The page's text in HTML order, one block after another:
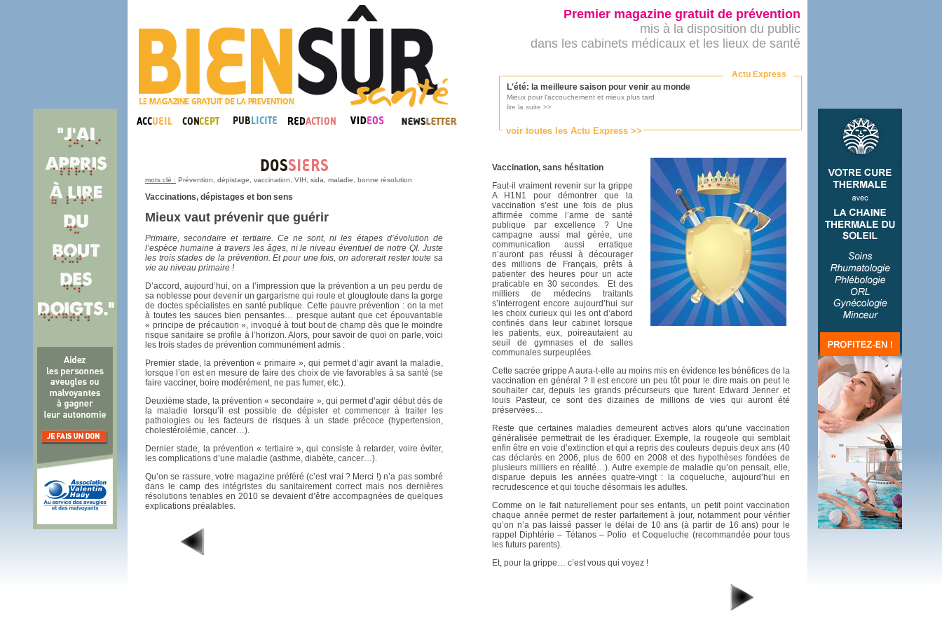
Premier magazine gratuit de prévention
mis à la disposition du public
dans les cabinets médicaux et les lieux de santé
Actu Express
voir toutes les Actu Express >>
L'été: la meilleure saison pour venir au monde
Mieux pour l'accouchement et mieux plus tard
lire la suite >>
Consultés par l'Ordre des médecins, pas par le ministère...
lire la suite >>
Une campagne de pub pour aimer son médecin
La pub au service des praticiens?
lire la suite >>
DMP, l'Arlésienne va devenir réalité
Déploiement prévu au 4ème trimestre 2016
lire la suite >>
Soins palliatifs: 40 millions de plus en 2016
La journée mondiale des soins palliatifs n'a pas été inutile
mots clé : Prévention, dépistage, vaccination, VIH, sida, maladie, bonne résolution
Vaccinations, dépistages et bon sens
Mieux vaut prévenir que guérir
Primaire, secondaire et tertiaire. Ce ne sont, ni les étapes d’évolution de
l’espèce humaine à travers les âges, ni le niveau éventuel de notre QI. Juste
les trois stades de la prévention. Et pour une fois, on adorerait rester toute sa
vie au niveau primaire !
D’accord, aujourd’hui, on a l’impression que la prévention a un peu perdu de
sa noblesse pour devenir un gargarisme qui roule et glougloute dans la gorge
de doctes spécialistes en santé publique. Cette pauvre prévention : on la met
à toutes les sauces bien pensantes… presque autant que cet épouvantable
« principe de précaution », invoqué à tout bout de champ dès que le moindre
risque sanitaire se profile à l’horizon. Alors, pour savoir de quoi on parle, voici
les trois stades de prévention communément admis :
Premier stade, la prévention « primaire », qui permet d’agir avant la maladie,
lorsque l’on est en mesure de faire des choix de vie favorables à sa santé (se
faire vacciner, boire modérément, ne pas fumer, etc.).
Deuxième stade, la prévention « secondaire », qui permet d’agir début dès de
la maladie lorsqu’il est possible de dépister et commencer à traiter les
pathologies ou les facteurs de risques à un stade précoce (hypertension,
cholestérolémie, cancer…).
Dernier stade, la prévention « tertiaire », qui consiste à retarder, voire éviter,
les complications d’une maladie (asthme, diabète, cancer…).
Qu’on se rassure, votre magazine préféré (c’est vrai ? Merci !) n’a pas sombré
dans le camp des intégristes du sanitairement correct mais nos dernières
résolutions tenables en 2010 se devaient d’être accompagnées de quelques
explications préalables.
Vaccination, sans hésitation
Faut-il vraiment revenir sur la grippe
A H1N1 pour démontrer que la
vaccination s’est une fois de plus
affirmée comme l’arme de santé
publique par excellence ? Une
campagne aussi mal gérée, une
communication aussi erratique
n’auront pas réussi à décourager
des millions de Français, prêts à
patienter des heures pour un acte
praticable en 30 secondes.
Et des
milliers de médecins traitants
s’interrogent encore aujourd’hui sur
les choix curieux qui les ont d’abord
confinés dans leur cabinet lorsque
les patients, eux, poireautaient au
seuil de gymnases et de salles
communales surpeuplées.
Cette sacrée grippe A aura-t-elle au moins mis en évidence les bénéfices de la
vaccination en général ? Il est encore un peu tôt pour le dire mais on peut le
souhaiter car, depuis les grands précurseurs que furent Edward Jenner et
louis Pasteur, ce sont des dizaines de millions de vies qui auront été
préservées…
Reste que certaines maladies demeurent actives alors qu’une vaccination
généralisée permettrait de les éradiquer. Exemple, la rougeole qui semblait
enfin être en voie d’extinction et qui a repris des couleurs depuis deux ans (40
cas déclarés en 2006, plus de 600 en 2008 et des hypothèses fondées de
plusieurs milliers en réalité…). Autre exemple de maladie qu’on pensait, elle,
disparue depuis les années quatre-vingt : la coqueluche, aujourd’hui en
recrudescence et qui touche désormais les adultes.
Comme on le fait naturellement pour ses enfants, un petit point vaccination
chaque année permet de rester parfaitement à jour, notamment pour vérifier
qu’on n’a pas laissé passer le délai de 10 ans (à partir de 16 ans) pour le
rappel Diphtérie – Tétanos – Polio et Coqueluche (recommandée pour tous
les futurs parents).
Et, pour la grippe… c’est vous qui voyez !